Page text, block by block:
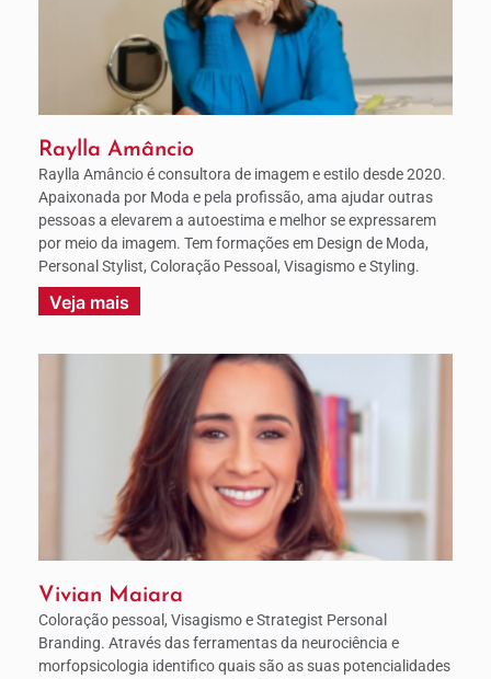
Raylla Amâncio
Raylla Amâncio é consultora de imagem e estilo desde 2020.
Apaixonada por Moda e pela profissão, ama ajudar outras
pessoas a elevarem a autoestima e melhor se expressarem
por meio da imagem. Tem formações em Design de Moda,
Personal Stylist, Coloração Pessoal, Visagismo e Styling.
Veja mais
Vivian Maiara
Coloração pessoal, Visagismo e Strategist Personal
Branding. Através das ferramentas da neurociência e
morfopsicologia identifico quais são as suas potencialidades